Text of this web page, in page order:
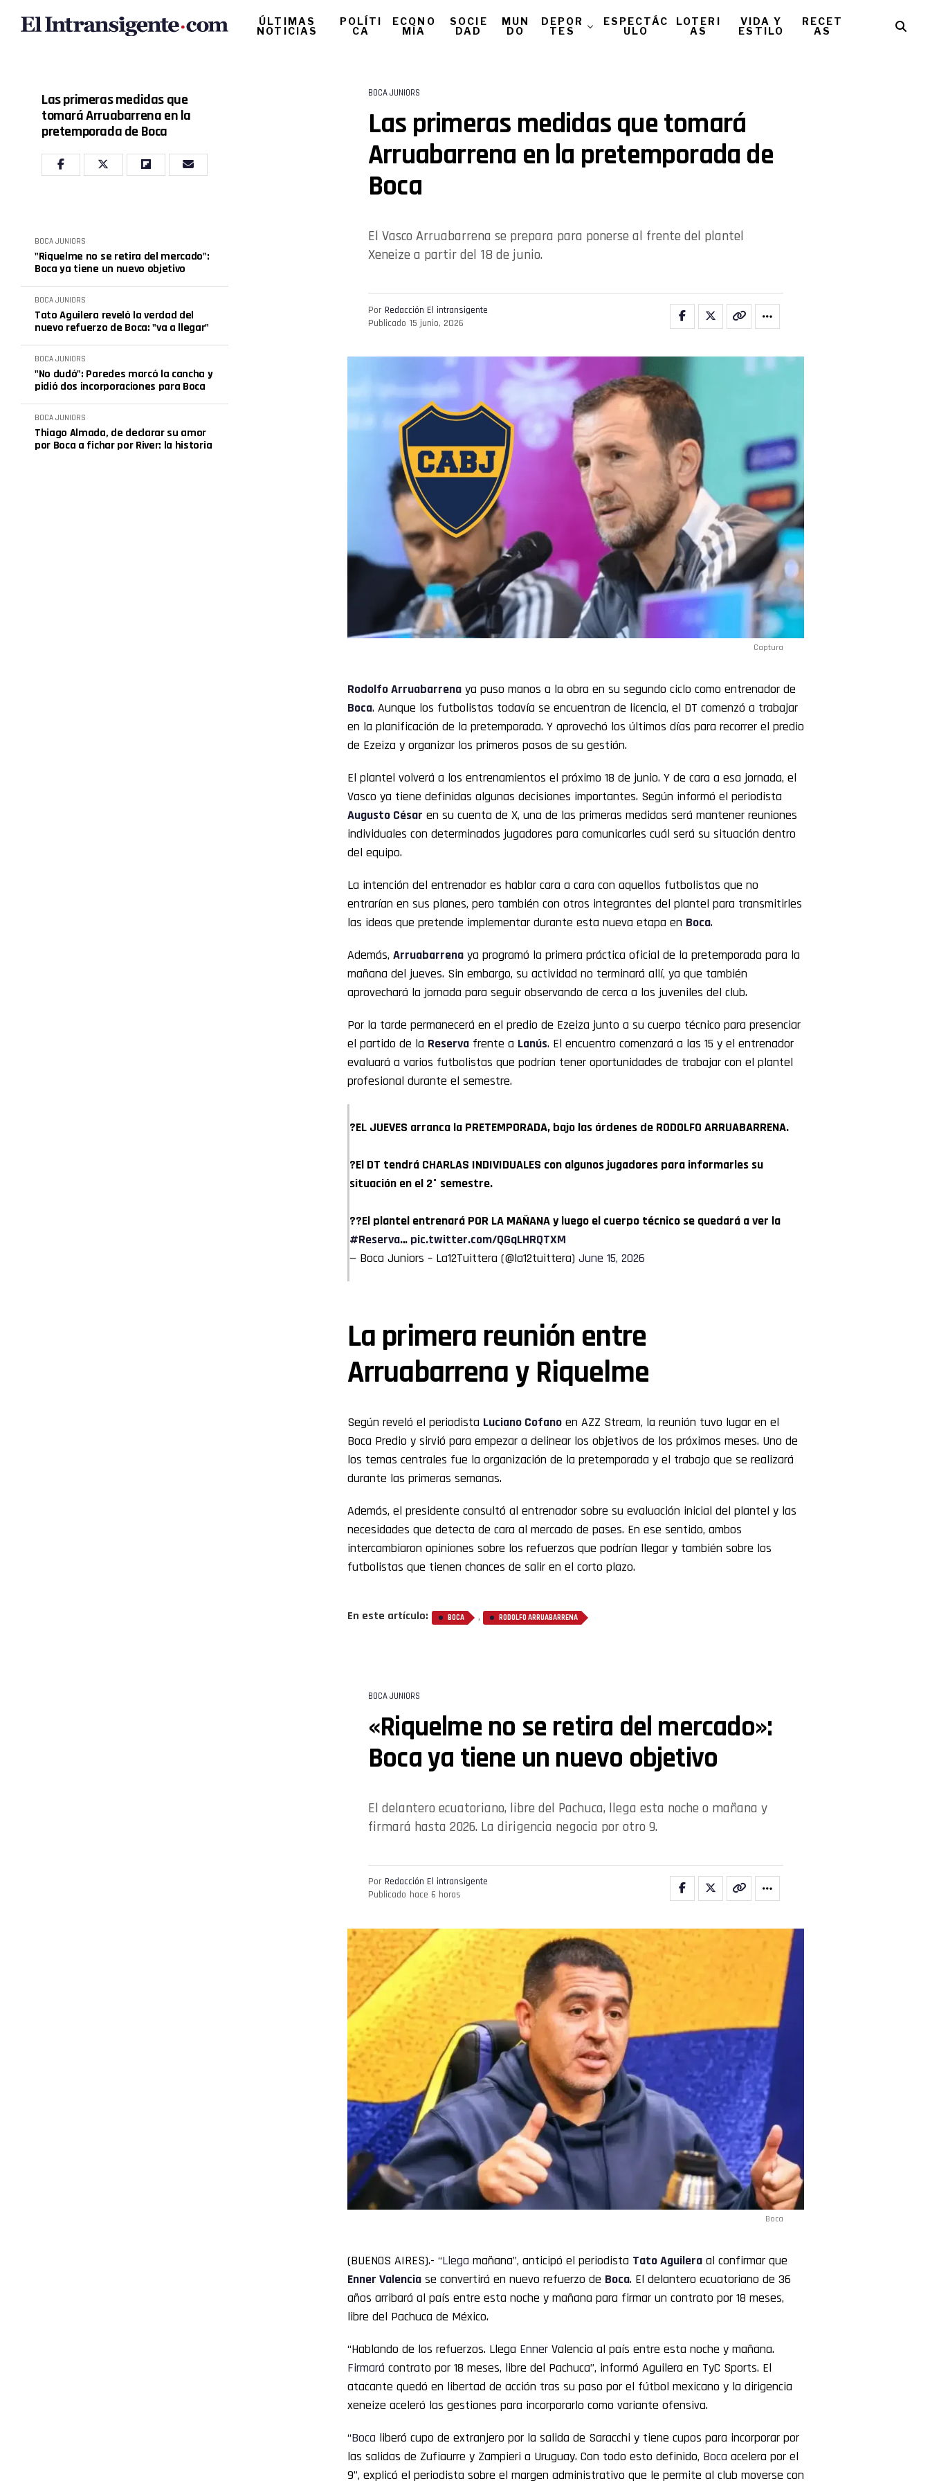
ÚLTIMAS
NOTICIAS
POLÍTI
CA
ECONO
MÍA
SOCIE
DAD
MUN
DO
DEPOR
TES
ESPECTÁC
ULO
LOTERI
AS
VIDA Y
ESTILO
RECET
AS
Las primeras medidas que
tomará Arruabarrena en la
pretemporada de Boca
BOCA JUNIORS
"Riquelme no se retira del mercado":
Boca ya tiene un nuevo objetivo
BOCA JUNIORS
Tato Aguilera reveló la verdad del
nuevo refuerzo de Boca: "va a llegar"
BOCA JUNIORS
"No dudó": Paredes marcó la cancha y
pidió dos incorporaciones para Boca
BOCA JUNIORS
Thiago Almada, de declarar su amor
por Boca a fichar por River: la historia
BOCA JUNIORS
Las primeras medidas que tomará
Arruabarrena en la pretemporada de
Boca
El Vasco Arruabarrena se prepara para ponerse al frente del plantel
Xeneize a partir del 18 de junio.
Por Redacción El intransigente
Publicado 15 junio, 2026
Captura
Rodolfo Arruabarrena ya puso manos a la obra en su segundo ciclo como entrenador de
Boca. Aunque los futbolistas todavía se encuentran de licencia, el DT comenzó a trabajar
en la planificación de la pretemporada. Y aprovechó los últimos días para recorrer el predio
de Ezeiza y organizar los primeros pasos de su gestión.
El plantel volverá a los entrenamientos el próximo 18 de junio. Y de cara a esa jornada, el
Vasco ya tiene definidas algunas decisiones importantes. Según informó el periodista
Augusto César en su cuenta de X, una de las primeras medidas será mantener reuniones
individuales con determinados jugadores para comunicarles cuál será su situación dentro
del equipo.
La intención del entrenador es hablar cara a cara con aquellos futbolistas que no
entrarían en sus planes, pero también con otros integrantes del plantel para transmitirles
las ideas que pretende implementar durante esta nueva etapa en Boca.
Además, Arruabarrena ya programó la primera práctica oficial de la pretemporada para la
mañana del jueves. Sin embargo, su actividad no terminará allí, ya que también
aprovechará la jornada para seguir observando de cerca a los juveniles del club.
Por la tarde permanecerá en el predio de Ezeiza junto a su cuerpo técnico para presenciar
el partido de la Reserva frente a Lanús. El encuentro comenzará a las 15 y el entrenador
evaluará a varios futbolistas que podrían tener oportunidades de trabajar con el plantel
profesional durante el semestre.
?EL JUEVES arranca la PRETEMPORADA, bajo las órdenes de RODOLFO ARRUABARRENA.
?El DT tendrá CHARLAS INDIVIDUALES con algunos jugadores para informarles su
situación en el 2° semestre.
??El plantel entrenará POR LA MAÑANA y luego el cuerpo técnico se quedará a ver la
#Reserva… pic.twitter.com/QGqLHRQTXM
— Boca Juniors – La12Tuittera (@la12tuittera) June 15, 2026
La primera reunión entre
Arruabarrena y Riquelme
Según reveló el periodista Luciano Cofano en AZZ Stream, la reunión tuvo lugar en el
Boca Predio y sirvió para empezar a delinear los objetivos de los próximos meses. Uno de
los temas centrales fue la organización de la pretemporada y el trabajo que se realizará
durante las primeras semanas.
Además, el presidente consultó al entrenador sobre su evaluación inicial del plantel y las
necesidades que detecta de cara al mercado de pases. En ese sentido, ambos
intercambiaron opiniones sobre los refuerzos que podrían llegar y también sobre los
futbolistas que tienen chances de salir en el corto plazo.
En este artículo: BOCA , RODOLFO ARRUABARRENA
BOCA JUNIORS
«Riquelme no se retira del mercado»:
Boca ya tiene un nuevo objetivo
El delantero ecuatoriano, libre del Pachuca, llega esta noche o mañana y
firmará hasta 2026. La dirigencia negocia por otro 9.
Por Redacción El intransigente
Publicado hace 6 horas
Boca
(BUENOS AIRES).- “Llega mañana”, anticipó el periodista Tato Aguilera al confirmar que
Enner Valencia se convertirá en nuevo refuerzo de Boca. El delantero ecuatoriano de 36
años arribará al país entre esta noche y mañana para firmar un contrato por 18 meses,
libre del Pachuca de México.
“Hablando de los refuerzos. Llega Enner Valencia al país entre esta noche y mañana.
Firmará contrato por 18 meses, libre del Pachuca”, informó Aguilera en TyC Sports. El
atacante quedó en libertad de acción tras su paso por el fútbol mexicano y la dirigencia
xeneize aceleró las gestiones para incorporarlo como variante ofensiva.
“Boca liberó cupo de extranjero por la salida de Saracchi y tiene cupos para incorporar por
las salidas de Zufiaurre y Zampieri a Uruguay. Con todo esto definido, Boca acelera por el
9”, explicó el periodista sobre el margen administrativo que le permite al club moverse con